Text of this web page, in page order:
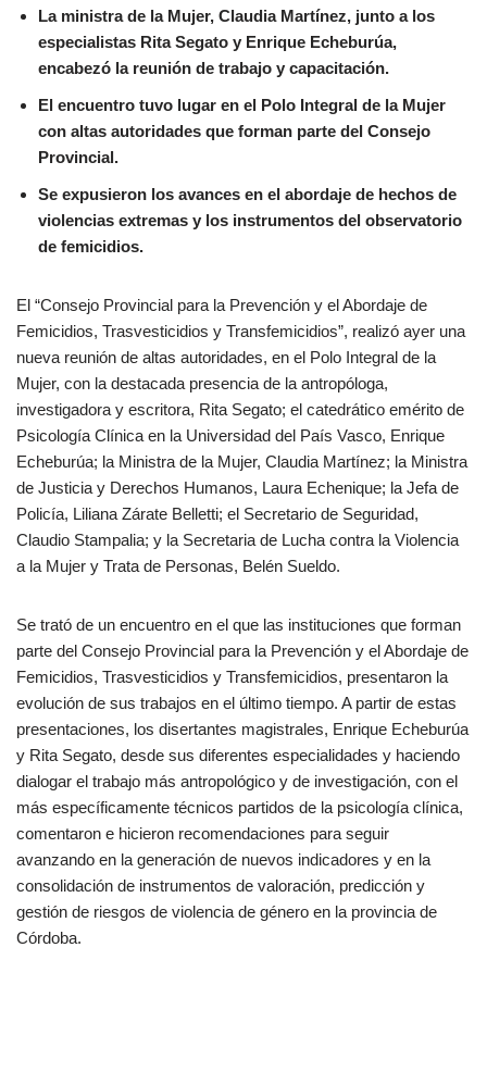
c
e
b
o
o
k
e
gr
a
m
k
e
dI
n
La ministra de la Mujer, Claudia Martínez, junto a los
especialistas Rita Segato y Enrique Echeburúa,
encabezó la reunión de trabajo y capacitación.
El encuentro tuvo lugar en el Polo Integral de la Mujer
con altas autoridades que forman parte del Consejo
Provincial.
Se expusieron los avances en el abordaje de hechos de
violencias extremas y los instrumentos del observatorio
de femicidios.
El “Consejo Provincial para la Prevención y el Abordaje de
Femicidios, Trasvesticidios y Transfemicidios”, realizó ayer una
nueva reunión de altas autoridades, en el Polo Integral de la
Mujer, con la destacada presencia de la antropóloga,
investigadora y escritora, Rita Segato; el catedrático emérito de
Psicología Clínica en la Universidad del País Vasco, Enrique
Echeburúa; la Ministra de la Mujer, Claudia Martínez; la Ministra
de Justicia y Derechos Humanos, Laura Echenique; la Jefa de
Policía, Liliana Zárate Belletti; el Secretario de Seguridad,
Claudio Stampalia; y la Secretaria de Lucha contra la Violencia
a la Mujer y Trata de Personas, Belén Sueldo.
Se trató de un encuentro en el que las instituciones que forman
parte del Consejo Provincial para la Prevención y el Abordaje de
Femicidios, Trasvesticidios y Transfemicidios, presentaron la
evolución de sus trabajos en el último tiempo. A partir de estas
presentaciones, los disertantes magistrales, Enrique Echeburúa
y Rita Segato, desde sus diferentes especialidades y haciendo
dialogar el trabajo más antropológico y de investigación, con el
más específicamente técnicos partidos de la psicología clínica,
comentaron e hicieron recomendaciones para seguir
avanzando en la generación de nuevos indicadores y en la
consolidación de instrumentos de valoración, predicción y
gestión de riesgos de violencia de género en la provincia de
Córdoba.